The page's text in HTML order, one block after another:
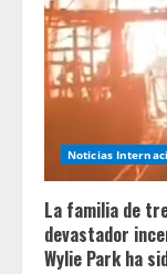
Noticias
La familia de
devastador
Wylie Park ha